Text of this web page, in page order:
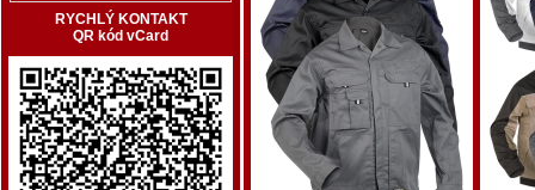
RYCHLÝ KONTAKT
QR kód vCard